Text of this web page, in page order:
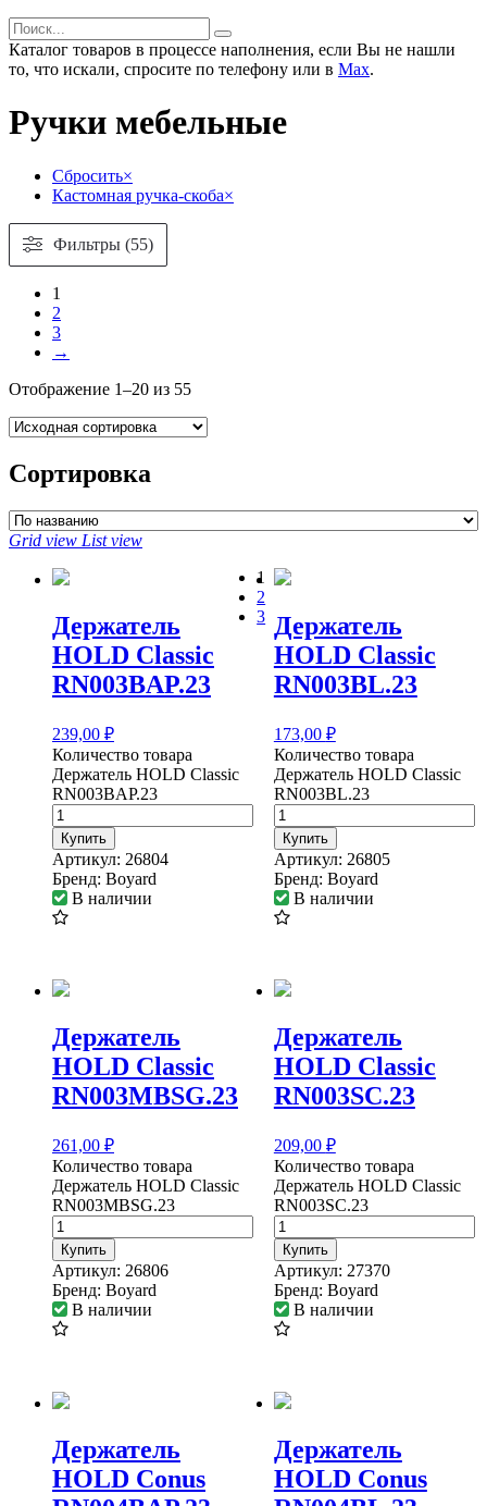
Каталог товаров в процессе наполнения, если Вы не нашли
то, что искали, спросите по телефону или в Мах.
Ручки мебельные
Сбросить×
Кастомная ручка-скоба×
Фильтры (55)
1
2
3
→
Отображение 1–20 из 55
Сортировка
Grid view List view
Держатель
HOLD Classic
RN003BAP.23
239,00 ₽
Количество товара
Держатель HOLD Classic
RN003BAP.23
Купить
Артикул: 26804
Бренд: Boyard
В наличии
Держатель
HOLD Classic
RN003BL.23
173,00 ₽
Количество товара
Держатель HOLD Classic
RN003BL.23
Купить
Артикул: 26805
Бренд: Boyard
В наличии
Держатель
HOLD Classic
RN003MBSG.23
261,00 ₽
Количество товара
Держатель HOLD Classic
RN003MBSG.23
Купить
Артикул: 26806
Бренд: Boyard
В наличии
Держатель
HOLD Classic
RN003SC.23
209,00 ₽
Количество товара
Держатель HOLD Classic
RN003SC.23
Купить
Артикул: 27370
Бренд: Boyard
В наличии
Держатель
HOLD Conus
Держатель
HOLD Conus
1
2
3